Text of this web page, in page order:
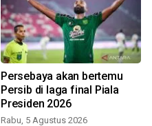
Persebaya akan bertemu
Persib di laga final Piala
Presiden 2026
Rabu, 5 Agustus 2026